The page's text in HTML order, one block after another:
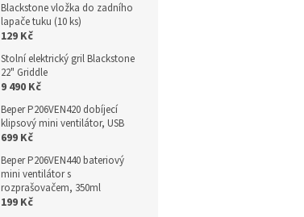
Blackstone vložka do zadního
lapače tuku (10 ks)
129 Kč
Stolní elektrický gril Blackstone
22" Griddle
9 490 Kč
Beper P206VEN420 dobíjecí
klipsový mini ventilátor, USB
699 Kč
Beper P206VEN440 bateriový
mini ventilátor s
rozprašovačem, 350ml
199 Kč